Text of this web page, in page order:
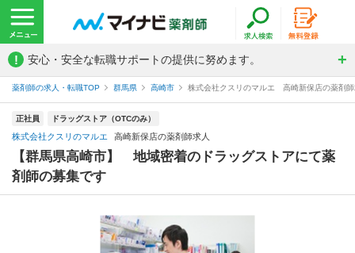
! 安心・安全な転職サポートの提供に努めます。
薬剤師の求人・転職TOP 群馬県 高崎市 株式会社クスリのマルエ 高崎新保店の薬剤
正社員 ドラッグストア（OTCのみ）
株式会社クスリのマルエ 高崎新保店の薬剤師求人
【群馬県高崎市】 地域密着のドラッグストアにて薬
剤師の募集です